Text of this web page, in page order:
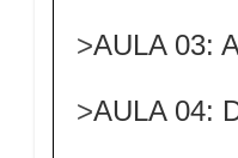
>AULA 03:
>AULA 04: